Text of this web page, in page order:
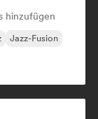
hinzufügen
Jazz-Fusion